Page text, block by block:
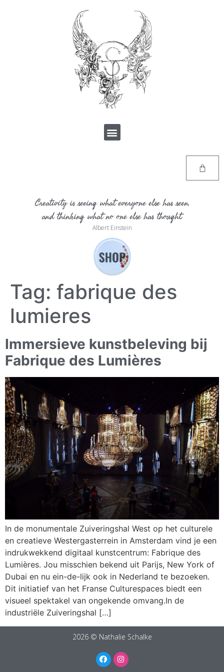
Creativity is seeing what everyone else has seen,
and thinking what no one else has thought.
Albert Einstein
Tag: fabrique des
lumieres
Immersieve kunstbeleving bij
Fabrique des Lumières
In de monumentale Zuiveringshal West op het culturele
en creatieve Westergasterrein in Amsterdam vind je een
indrukwekkend digitaal kunstcentrum: Fabrique des
Lumières. Jou misschien bekend uit Parijs, New York of
Dubai en nu ein-de-lijk ook in Nederland te bezoeken.
Dit initiatief van het Franse Culturespaces biedt een
visueel spektakel van ongekende omvang.In de
industriële Zuiveringshal […]
2026 © Nathalie Schalke